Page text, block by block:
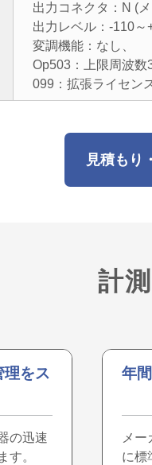
出力コネクタ：N (メ
出力レベル：-110
変調機能：なし、
Op503：上限周波
099：拡張ライセン
見積もり
計
をス
の迅速
す。
年
メ
に標